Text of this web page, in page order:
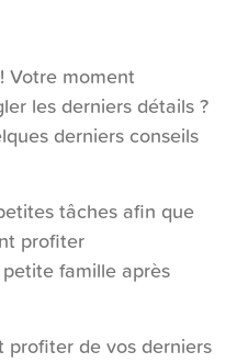
Votre moment
les derniers détails ?
derniers conseils
tâches afin que
profiter
famille après
profiter de vos derniers